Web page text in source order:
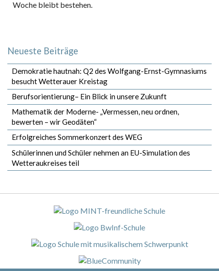
Woche bleibt bestehen.
Neueste Beiträge
Demokratie hautnah: Q2 des Wolfgang-Ernst-Gymnasiums
besucht Wetterauer Kreistag
Berufsorientierung– Ein Blick in unsere Zukunft
Mathematik der Moderne- „Vermessen, neu ordnen,
bewerten – wir Geodäten“
Erfolgreiches Sommerkonzert des WEG
Schülerinnen und Schüler nehmen an EU-Simulation des
Wetteraukreises teil